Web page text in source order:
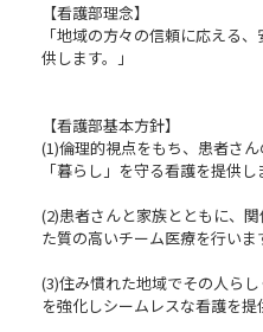
【看護部理念】
「地域の方々の信頼に応える
供します。」
【看護部基本方針】
(1)倫理的視点をもち、患者さ
「暮らし」を守る看護を提供し
(2)患者さんと家族とともに、
た質の高いチーム医療を行いま
(3)住み慣れた地域でその人ら
を強化しシームレスな看護を提